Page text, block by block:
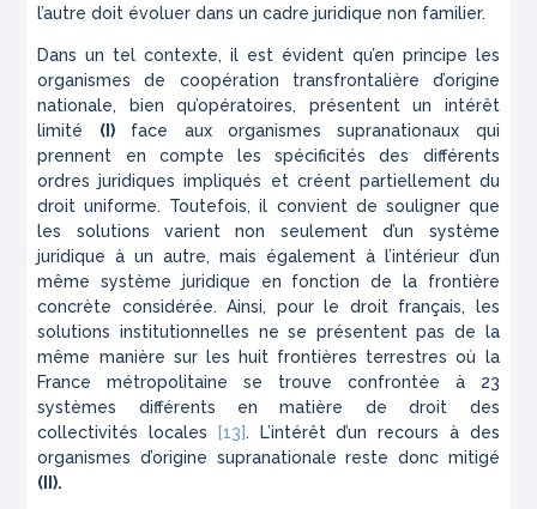
l’autre doit évoluer dans un cadre juridique non familier.
Dans un tel contexte, il est évident qu’en principe les
organismes de coopération transfrontalière d’origine
nationale, bien qu’opératoires, présentent un intérêt
limité (I)face aux organismes supranationaux qui
prennent en compte les spécificités des différents
ordres juridiques impliqués et créent partiellement du
droit uniforme. Toutefois, il convient de souligner que
les solutions varient non seulement d’un système
juridique à un autre, mais également à l’intérieur d’un
même système juridique en fonction de la frontière
concrète considérée. Ainsi, pour le droit français, les
solutions institutionnelles ne se présentent pas de la
même manière sur les huit frontières terrestres où la
France métropolitaine se trouve confrontée à 23
systèmes différents en matière de droit des
collectivités locales
[13]. L’intérêt d’un recours à des
organismes d’origine supranationale reste donc mitigé
(II).